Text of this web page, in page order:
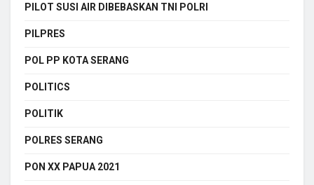
PILOT SUSI AIR DIBEBASKAN TNI POLRI
PILPRES
POL PP KOTA SERANG
POLITICS
POLITIK
POLRES SERANG
PON XX PAPUA 2021